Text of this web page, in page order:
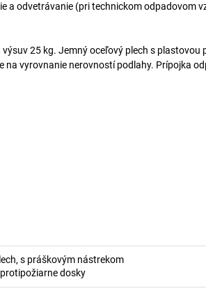
a odvetrávanie (pri technickom odpadovom
25 kg. Jemný oceľový plech s
vyrovnanie nerovností podlahy. Prípojka
s práškovým nástrekom
dosky